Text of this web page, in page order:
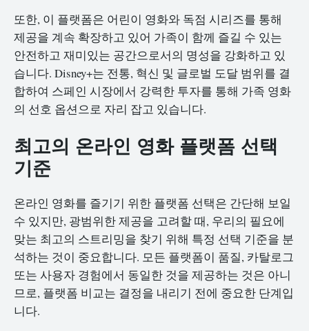
또한, 이 플랫폼은 어린이 영화와 독점 시리즈를 통해
제공을 계속 확장하고 있어 가족이 함께 즐길 수 있는
안전하고 재미있는 공간으로서의 명성을 강화하고 있
습니다. Disney+는 전통, 혁신 및 글로벌 도달 범위를 결
합하여 스페인 시장에서 강력한 투자를 통해 가족 영화
의 선호 옵션으로 자리 잡고 있습니다.
최고의 온라인 영화 플랫폼 선택
기준
온라인 영화를 즐기기 위한 플랫폼 선택은 간단해 보일
수 있지만, 광범위한 제공을 고려할 때, 우리의 필요에
맞는 최고의 스트리밍을 찾기 위해 특정 선택 기준을 분
석하는 것이 중요합니다. 모든 플랫폼이 품질, 카탈로그
또는 사용자 경험에서 동일한 것을 제공하는 것은 아니
므로, 플랫폼 비교는 결정을 내리기 전에 중요한 단계입
니다.